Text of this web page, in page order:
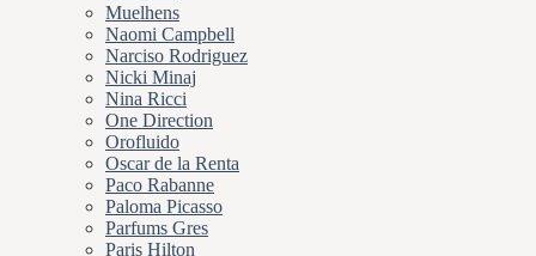
Muelhens
Naomi Campbell
Narciso Rodriguez
Nicki Minaj
Nina Ricci
One Direction
Orofluido
Oscar de la Renta
Paco Rabanne
Paloma Picasso
Parfums Gres
Paris Hilton